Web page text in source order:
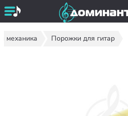
механика Порожки для гитар